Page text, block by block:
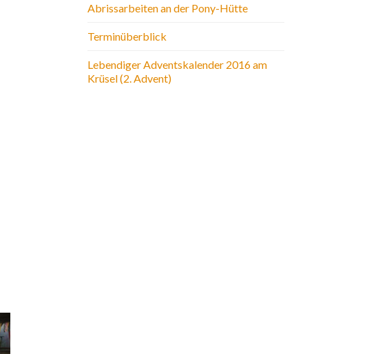
Abrissarbeiten an der Pony-Hütte
Terminüberblick
Lebendiger Adventskalender 2016 am
Krüsel (2. Advent)